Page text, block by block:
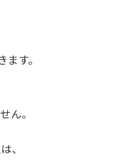
す。
ん。
、